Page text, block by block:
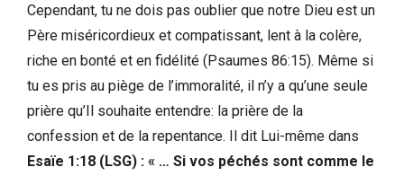
Cependant, tu ne dois pas oublier que notre Dieu est un
Père miséricordieux et compatissant, lent à la colère,
riche en bonté et en fidélité (Psaumes 86:15). Même si
tu es pris au piège de l’immoralité, il n’y a qu’une seule
prière qu’Il souhaite entendre: la prière de la
confession et de la repentance. Il dit Lui-même dans
Esaïe 1:18 (LSG) : « … Si vos péchés sont comme le